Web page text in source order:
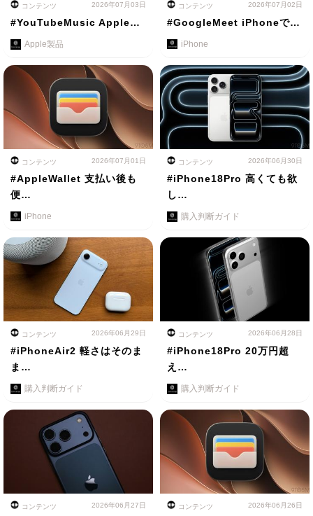
コンテンツ 2026年07月03日
#YouTubeMusic Apple…
Apple製品
コンテンツ 2026年07月02日
#GoogleMeet iPhoneで…
iPhone
コンテンツ 2026年07月01日
#AppleWallet 支払い後も
便…
iPhone
コンテンツ 2026年06月30日
#iPhone18Pro 高くても欲
し…
購入判断ガイド
コンテンツ 2026年06月29日
#iPhoneAir2 軽さはそのま
ま…
購入判断ガイド
コンテンツ 2026年06月28日
#iPhone18Pro 20万円超
え…
購入判断ガイド
コンテンツ 2026年06月27日 コンテンツ 2026年06月26日